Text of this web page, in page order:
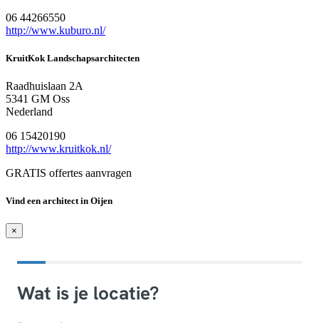
06 44266550
http://www.kuburo.nl/
KruitKok Landschapsarchitecten
Raadhuislaan 2A
5341 GM Oss
Nederland
06 15420190
http://www.kruitkok.nl/
GRATIS offertes aanvragen
Vind een architect in Oijen
×